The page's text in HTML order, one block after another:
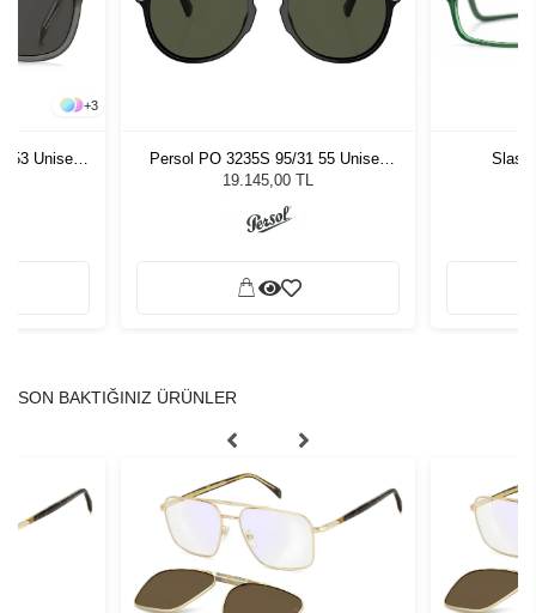
+3
53 Unisex
Persol PO 3235S 95/31 55 Unisex
Güneş Gözlüğü
19.145,00 TL
SON BAKTIĞINIZ ÜRÜNLER